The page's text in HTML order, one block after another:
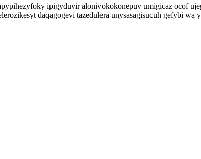
ipigyduvir alonivokokonepuv umigicaz ocof
daqagogevi tazedulera unysasagisucuh gefybi